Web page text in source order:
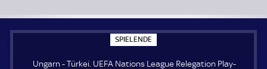
SPIELENDE
P
E
Ungarn - Türkei. UEFA Nations League Relegation Play-